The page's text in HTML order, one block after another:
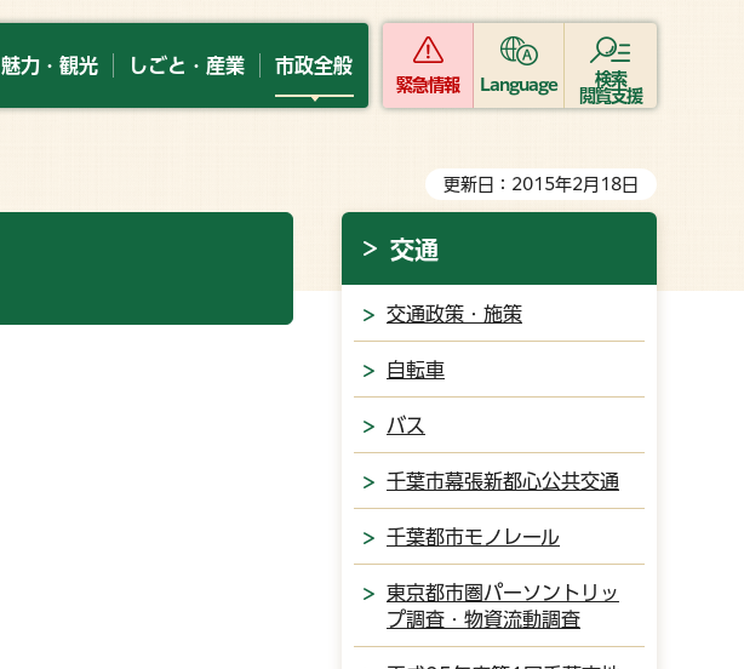
魅力・観光 しごと・産業 市政全般
緊急情報 Language
検索
閲覧支援
更新日：2015年2月18日
交通
交通政策・施策
自転車
バス
千葉市幕張新都心公共交通
千葉都市モノレール
東京都市圏パーソントリッ
プ調査・物資流動調査